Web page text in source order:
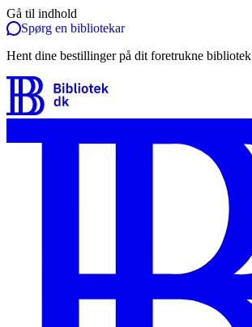
Gå til indhold
Spørg en bibliotekar
Hent dine bestillinger på dit foretrukne bibliotek